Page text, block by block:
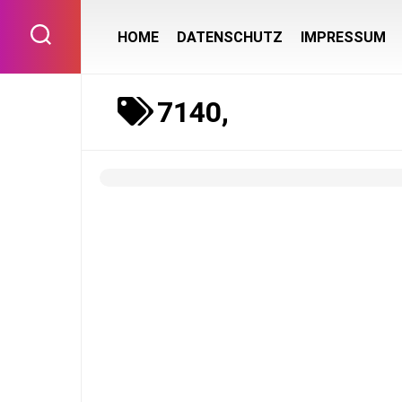
content
HOME DATENSCHUTZ IMPRESSUM
7140,